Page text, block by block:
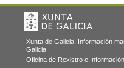
Xunta de Galicia. Información
Galicia
Oficina de Rexistro e Información